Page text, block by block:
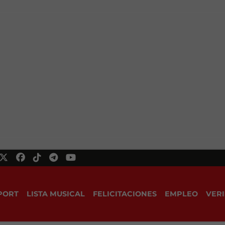
LISTA MUSICAL FELICITACIONES EMPLEO